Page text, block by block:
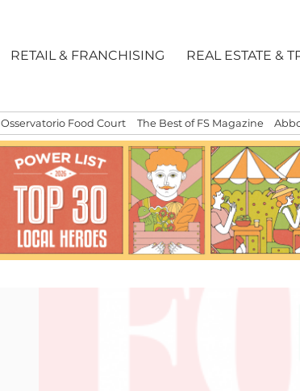
RETAIL & FRANCHISING REAL ESTATE &
Osservatorio Food Court The Best of FS Magazine